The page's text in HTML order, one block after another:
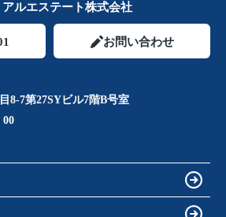
ルエステート株式会社
お問い合わせ
8-7第27SYビル7階B号室
00